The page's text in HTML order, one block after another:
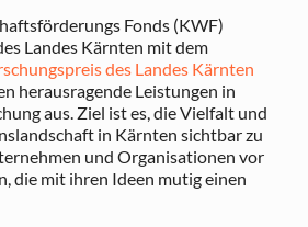
Fonds (KWF)
Landes Kärnten mit dem
des Landes Kärnten
herausragende Leistungen in
aus. Ziel ist es, die Vielfalt und
in Kärnten sichtbar zu
und Organisationen vor
die mit ihren Ideen mutig einen